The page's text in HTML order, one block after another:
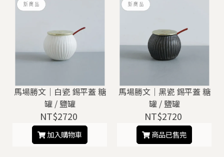
馬場勝文｜白瓷 錫平蓋 糖
罐 / 鹽罐
NT$2720
加入購物車
馬場勝文｜黑瓷 錫平蓋 糖
罐 / 鹽罐
NT$2720
商品已售完